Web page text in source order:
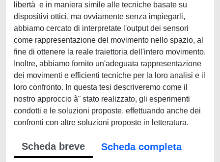
libertà e in maniera simile alle tecniche basate su
dispositivi ottici, ma ovviamente senza impiegarli,
abbiamo cercato di interpretate l'output dei sensori
come rappresentazione del movimento nello spazio, al
fine di ottenere la reale traiettoria dell'intero movimento.
Inoltre, abbiamo fornito un'adeguata rappresentazione
dei movimenti e efficienti tecniche per la loro analisi e il
loro confronto. In questa tesi descriveremo come il
nostro approccio à¨ stato realizzato, gli esperimenti
condotti e le soluzioni proposte, effettuando anche dei
confronti con altre soluzioni proposte in letteratura.
Scheda breve
Scheda completa